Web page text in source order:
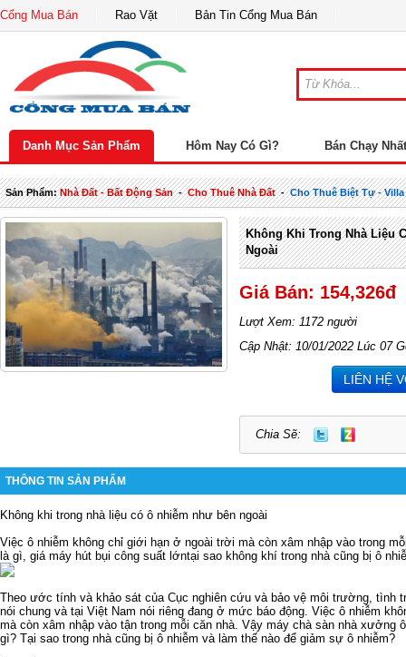
Cổng Mua Bán Rao Vặt Bản Tin Cổng Mua Bán
Danh Mục Sản Phẩm Hôm Nay Có Gì? Bán Chạy Nhất
Sản Phẩm:Nhà Đất - Bất Động Sản-Cho Thuê Nhà Đất-Cho Thuê Biệt Tự - Villa
Không Khi Trong Nhà Liệu
Ngoài
Giá Bán: 154,326đ
Lượt Xem: 1172 người
Cập Nhật: 10/01/2022 Lúc 07
LIÊN HỆ
Chia Sẽ:
THÔNG TIN SẢN PHẨM
Không khi trong nhà liệu có ô nhiễm như bên ngoài
Việc ô nhiễm không chỉ giới hạn ở ngoài trời mà còn xâm nhập vào trong
là gì, giá máy hút bụi công suất lớntại sao không khí trong nhà cũng bị ô
Theo ước tính và khảo sát của Cục nghiên cứu và bảo vệ môi trường, tình
nói chung và tại Việt Nam nói riêng đang ở mức báo động. Việc ô nhiễm
mà còn xâm nhập vào tận trong mỗi căn nhà. Vậy máy chà sàn nhà xưởng
gì? Tại sao trong nhà cũng bị ô nhiễm và làm thế nào để giảm sự ô nhiễm?